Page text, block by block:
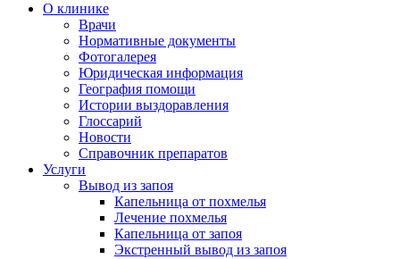
О клинике
Врачи
Нормативные документы
Фотогалерея
Юридическая информация
География помощи
Истории выздоравления
Глоссарий
Новости
Справочник препаратов
Услуги
Вывод из запоя
Капельница от похмелья
Лечение похмелья
Капельница от запоя
Экстренный вывод из запоя